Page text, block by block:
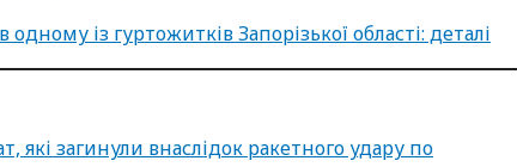
із гуртожитків Запорізької області: деталі
які загинули внаслідок ракетного удару по